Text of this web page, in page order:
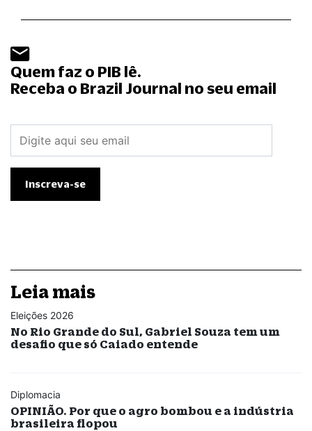
Quem faz o PIB lê.
Receba o Brazil Journal no seu email
Leia mais
Eleições 2026
No Rio Grande do Sul, Gabriel Souza tem um
desafio que só Caiado entende
Diplomacia
OPINIÃO. Por que o agro bombou e a indústria
brasileira flopou